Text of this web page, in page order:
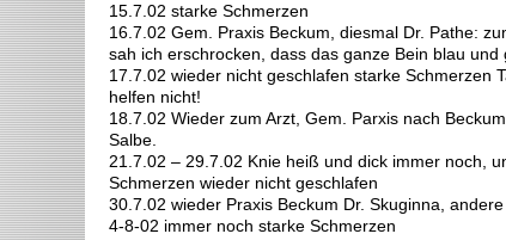
15.7.02 starke Schmerzen
16.7.02 Gem. Praxis Beckum, diesmal Dr. Pathe:
sah ich erschrocken, dass das ganze Bein blau und
17.7.02 wieder nicht geschlafen starke Schmerzen
helfen nicht!
18.7.02 Wieder zum Arzt, Gem. Parxis nach
Salbe.
21.7.02 – 29.7.02 Knie heiß und dick immer noch,
Schmerzen wieder nicht geschlafen
30.7.02 wieder Praxis Beckum Dr. Skuginna,
4-8-02 immer noch starke Schmerzen